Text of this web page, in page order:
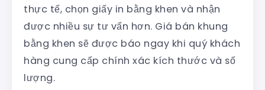
thực tế, chọn giấy in bằng khen và nhận
được nhiều sự tư vấn hơn. Giá bán khung
bằng khen sẽ được báo ngay khi quý khách
hàng cung cấp chính xác kích thước và số
lượng.